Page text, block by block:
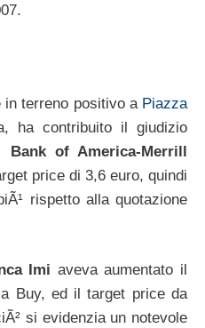
in terreno positivo a Piazza
ha contribuito il giudizio
Bank of America-Merrill
price di 3,6 euro, quindi
rispetto alla quotazione
Imi aveva aumentato il
Buy, ed il target price da
si evidenzia un notevole